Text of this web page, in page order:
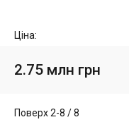
Ціна:
2.75 млн грн
Поверх 2-8 / 8